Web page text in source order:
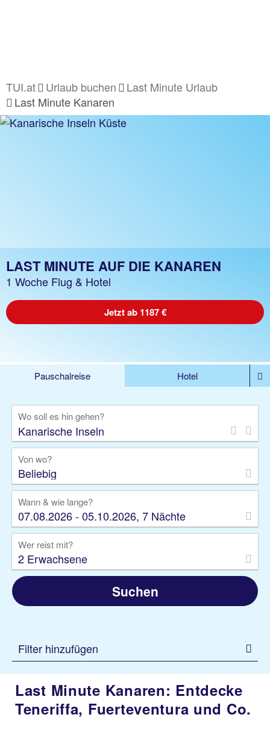
TUI.at Urlaub buchen
Last Minute Urlaub
Last Minute Kanaren
LAST MINUTE AUF DIE KANAREN
1 Woche Flug & Hotel
Jetzt ab 1187 €
Pauschalreise
Hotel
Rundreise
Kreuzfahrt
Gruppenreise
Camper Privattransfer
Wo soll es hin gehen?
Von wo?
Beliebig
Wann & wie lange?
07.08.2026 - 05.10.2026, 7 Nächte
Wer reist mit?
2 Erwachsene
Suchen
Filter hinzufügen
Last Minute Kanaren: Entdecke
Teneriffa, Fuerteventura und Co.